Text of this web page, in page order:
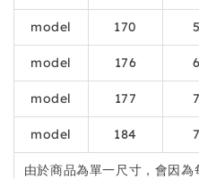
model 170
model 176
model 177
model 184
由於商品為單一尺寸，會因